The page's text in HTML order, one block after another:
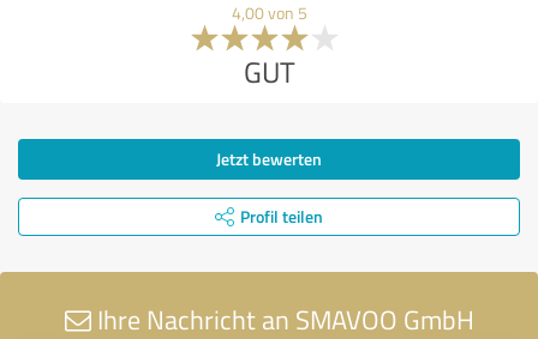
4,00 von 5
GUT
Jetzt bewerten
Profil teilen
Ihre Nachricht an SMAVOO GmbH